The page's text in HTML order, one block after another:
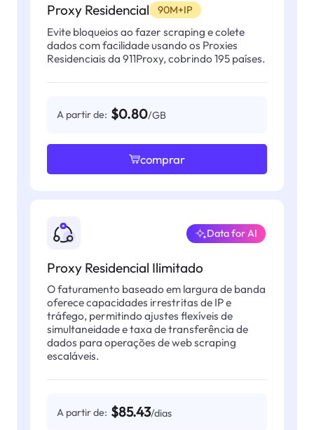
Proxy Residencial 90M+IP
Evite bloqueios ao fazer scraping e colete
dados com facilidade usando os Proxies
Residenciais da 911Proxy, cobrindo 195 países.
A partir de: $0.80/GB
comprar
Proxy Residencial Ilimitado
Data for AI
O faturamento baseado em largura de banda
oferece capacidades irrestritas de IP e
tráfego, permitindo ajustes flexíveis de
simultaneidade e taxa de transferência de
dados para operações de web scraping
escaláveis.
A partir de: $85.43/dias